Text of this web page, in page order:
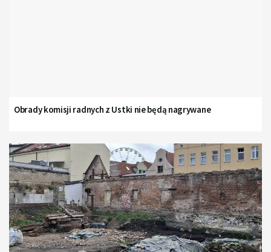
Obrady komisji radnych z Ustki nie będą nagrywane